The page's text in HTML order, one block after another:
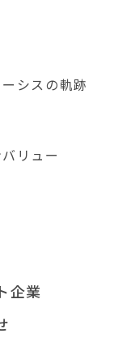
シスの軌跡
リュー
企業